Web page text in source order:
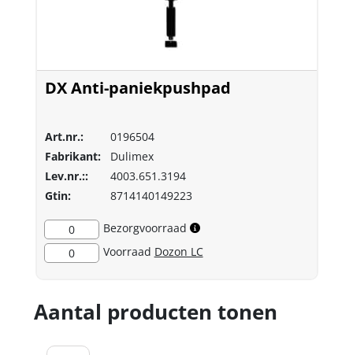
DX Anti-paniekpushpad
Art.nr.:
0196504
Fabrikant:
Dulimex
Lev.nr.::
4003.651.3194
Gtin:
8714140149223
0
Bezorgvoorraad
0
Voorraad Dozon LC
Aantal producten tonen